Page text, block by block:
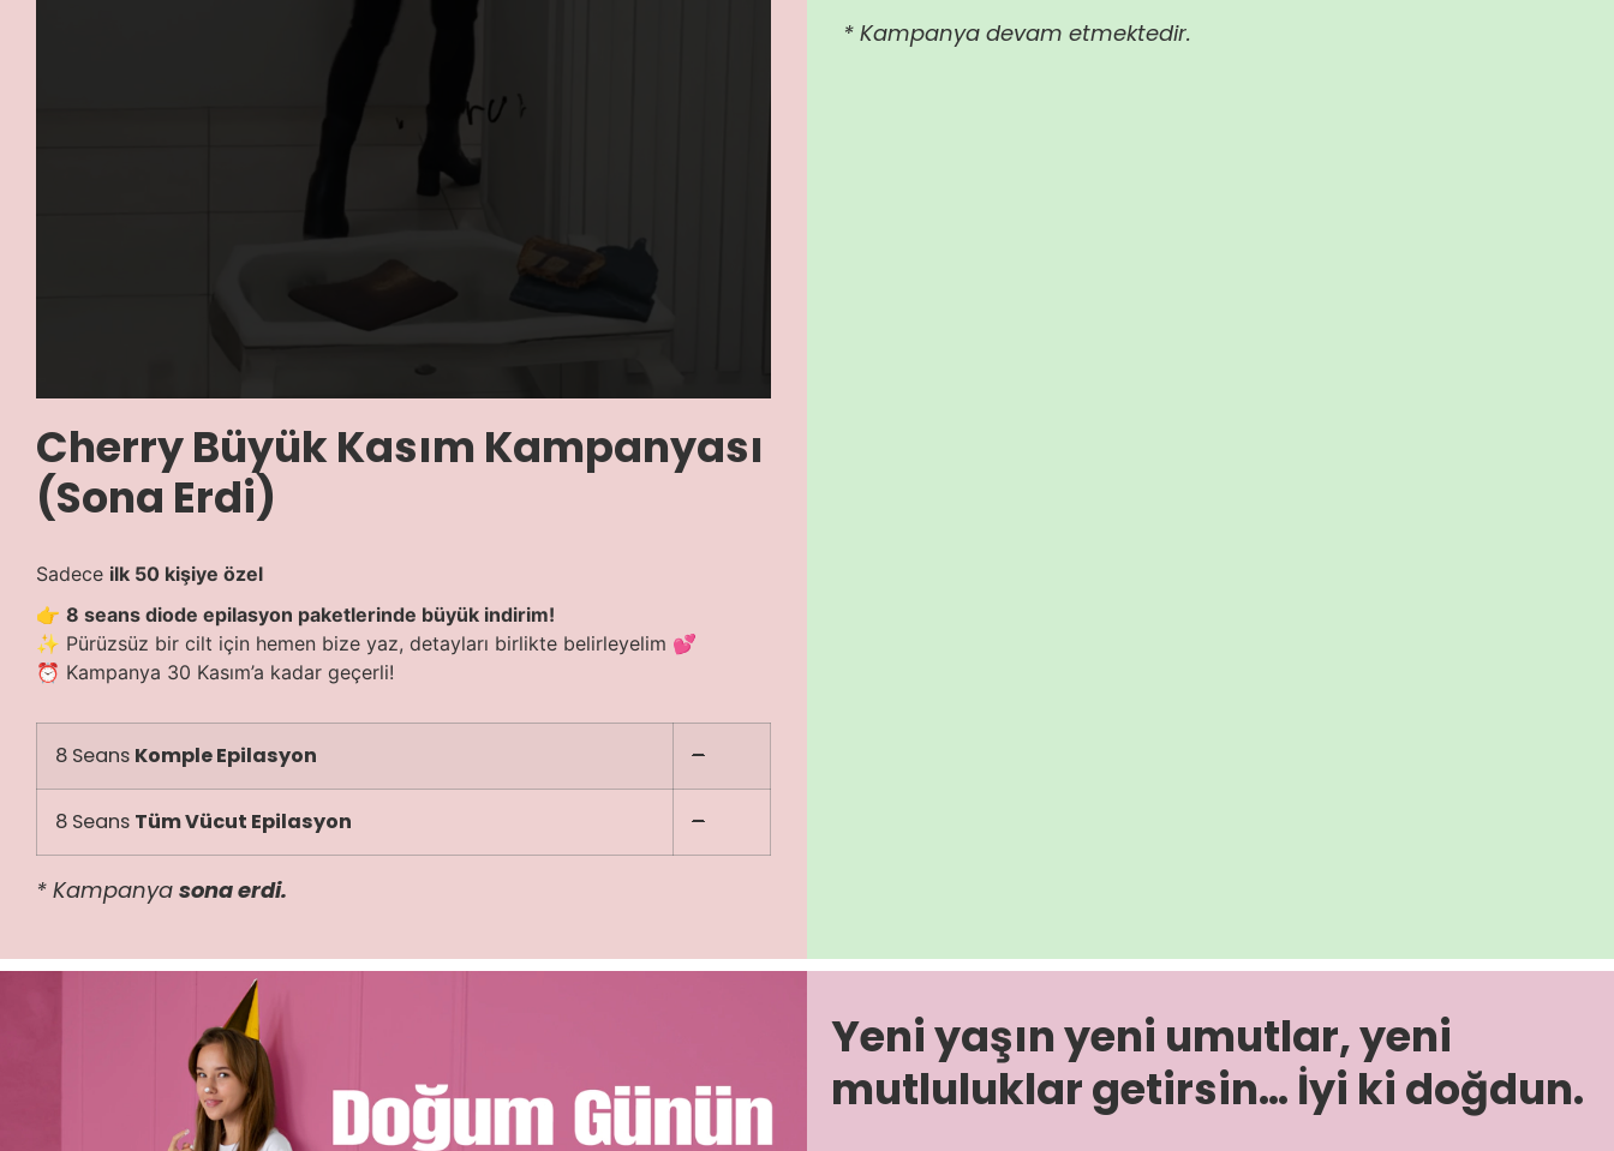
Cherry Büyük Kasım Kampanyası
(Sona Erdi)
Sadece ilk 50 kişiye özel
👉 8 seans diode epilasyon paketlerinde büyük indirim!
✨ Pürüzsüz bir cilt için hemen bize yaz, detayları birlikte belirleyelim 💕
⏰ Kampanya 30 Kasım’a kadar geçerli!
8 Seans Komple Epilasyon –
8 Seans Tüm Vücut Epilasyon –
* Kampanya sona erdi.
* Kampanya devam etmektedir.
Yeni yaşın yeni umutlar, yeni
mutluluklar getirsin… İyi ki doğdun.